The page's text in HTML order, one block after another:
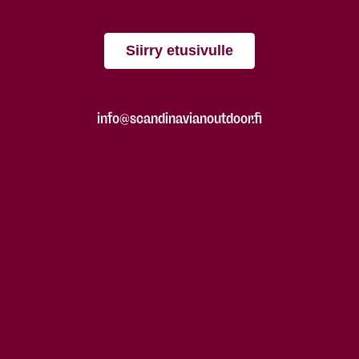
Siirry etusivulle
info@scandinavianoutdoor.fi